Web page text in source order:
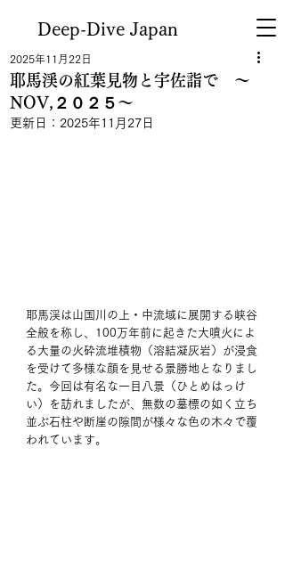
Deep-Dive Japan
耶馬渓の紅葉見物と宇佐詣で ～
NOV,２０２５～
2025年11月22日
更新日： 2025年11月27日
耶馬渓は山国川の上・中流域に展開する峡谷
全般を称し、100万年前に起きた大噴火によ
る大量の火砕流堆積物（溶結凝灰岩）が浸食
を受けて多様な顔を見せる景勝地となりまし
た。今回は有名な一目八景（ひとめはっけ
い）を訪れましたが、無数の墓標の如く立ち
並ぶ石柱や断崖の隙間が様々な色の木々で覆
われています。